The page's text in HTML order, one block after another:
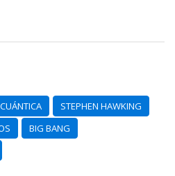
STEPHEN HAWKING
BIG BANG